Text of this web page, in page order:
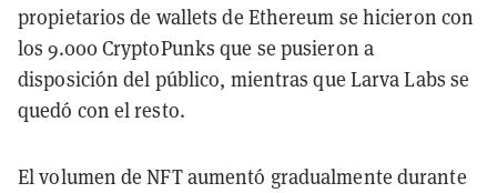
propietarios de wallets de Ethereum se hicieron con
los 9.000 CryptoPunks que se pusieron a
disposición del público, mientras que Larva Labs se
quedó con el resto.
El volumen de NFT aumentó gradualmente durante